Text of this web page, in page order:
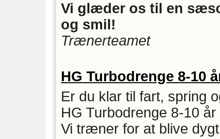
Vi glæder os til en
og smil!
Trænerteamet
HG Turbodrenge 8-10
Er du klar til fart, spring
HG Turbodrenge 8-10
Vi træner for at blive